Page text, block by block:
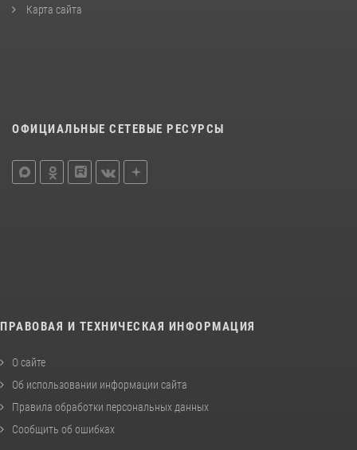
Карта сайта
ОФИЦИАЛЬНЫЕ СЕТЕВЫЕ РЕСУРСЫ
ПРАВОВАЯ И ТЕХНИЧЕСКАЯ ИНФОРМАЦИЯ
О сайте
Об использовании информации сайта
Правила обработки персональных данных
Сообщить об ошибках